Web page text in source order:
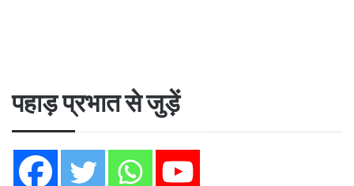
पहाड़ प्रभात से जुड़ें